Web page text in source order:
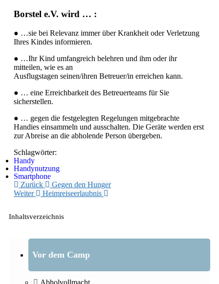
Vor dem Camp
Abholvollmacht
Borstel e.V. wird … :
● …sie bei Relevanz immer über Krankheit oder Verletzung
Ihres Kindes informieren.
● …Ihr Kind umfangreich belehren und ihm oder ihr
mitteilen, wie es an
Ausflugstagen seinen/ihren Betreuer/in erreichen kann.
● … eine Erreichbarkeit des Betreuerteams für Sie
sicherstellen.
● … gegen die festgelegten Regelungen mitgebrachte
Handies einsammeln und ausschalten. Die Geräte werden erst
zur Abreise an die abholende Person übergeben.
Schlagwörter:
Handy
Handynutzung
Smartphone
Zurück
Gegen den Hunger
Weiter
Heimreiseerlaubnis
Inhaltsverzeichnis